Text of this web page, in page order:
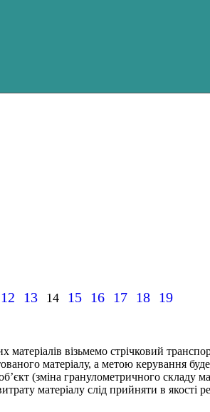
12 13 14 15 16 17 18 19
візьмемо стрічковий
матеріалу, а метою керування
(зміна гранулометричного складу
матеріалу слід прийняти в якості